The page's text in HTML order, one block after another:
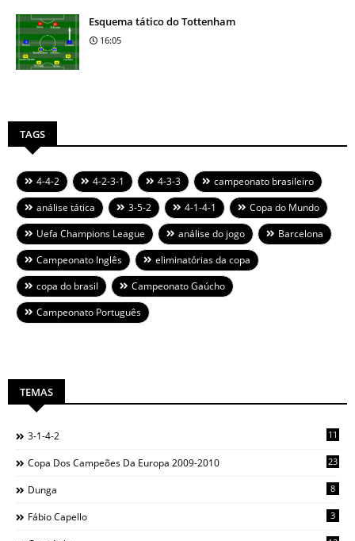
Esquema tático do Tottenham
16:05
TAGS
4-4-2 4-2-3-1 4-3-3
campeonato brasileiro
análise tática
3-5-2 4-1-4-1
Copa do Mundo
Uefa Champions League
análise do jogo
Barcelona
Campeonato Inglês
eliminatórias da copa
copa do brasil
Campeonato Gaúcho
Campeonato Português
TEMAS
3-1-4-2 11
Copa Dos Campeões Da Europa 2009-2010 23
Dunga 8
Fábio Capello 3